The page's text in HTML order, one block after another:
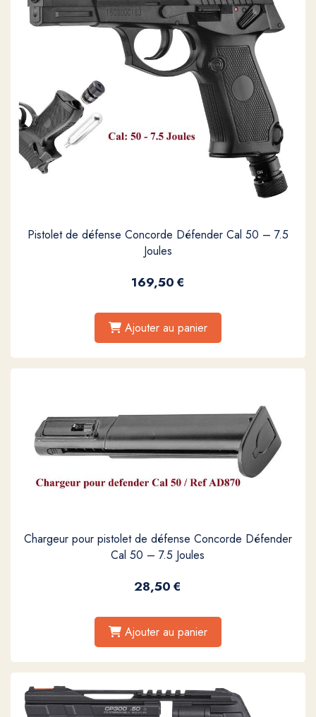
Pistolet de défense Concorde Défender Cal 50 – 7.5
Joules
169,50€
Ajouter au panier
Chargeur pour pistolet de défense Concorde Défender
Cal 50 – 7.5 Joules
28,50€
Ajouter au panier